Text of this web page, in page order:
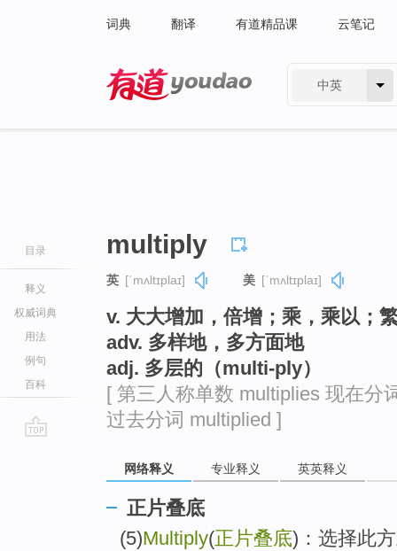
词典 翻译 有道精品课 云笔记
中英
目录
释义
权威词典
用法
例句
百科
multiply
英 [ˈmʌltɪplaɪ] 美 [ˈmʌltɪplaɪ]
v. 大大增加，倍增；乘，乘以；
adv. 多样地，多方面地
adj. 多层的（multi-ply）
[ 第三人称单数 multiplies 现在分
过去分词 multiplied ]
网络释义 专业释义 英英释义
正片叠底
(5)Multiply(正片叠底)：选择此